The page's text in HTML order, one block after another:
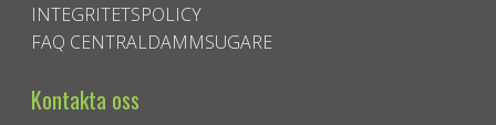
INTEGRITETSPOLICY
FAQ CENTRALDAMMSUGARE
Kontakta oss